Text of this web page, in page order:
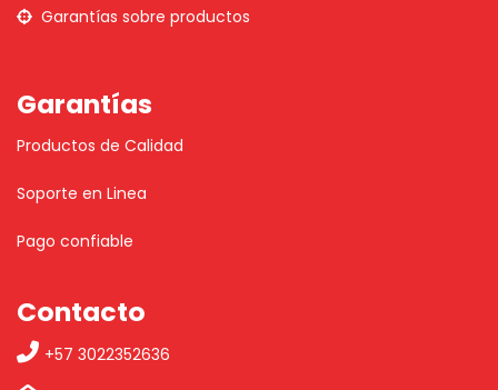
Garantías sobre productos
Garantías
Productos de Calidad
Soporte en Linea
Pago confiable
Contacto
+57 3022352636